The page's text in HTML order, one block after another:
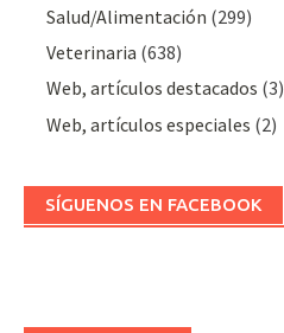
Salud/Alimentación (299)
Veterinaria (638)
Web, artículos destacados (3)
Web, artículos especiales (2)
SÍGUENOS EN FACEBOOK